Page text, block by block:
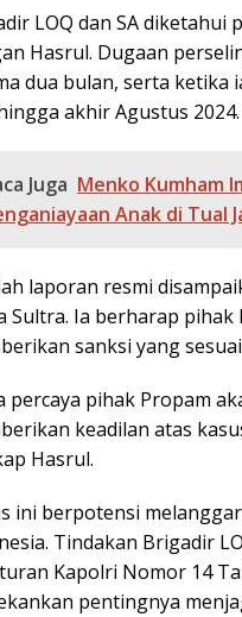
LOQ dan SA diketahui
Hasrul. Dugaan
dua bulan, serta ketika
akhir Agustus 2024.
Juga Menko Kumham
Anak di Tual
laporan resmi
Sultra. Ia berharap
sanksi yang
percaya pihak Propam
keadilan atas
Hasrul.
ini berpotensi
Tindakan Brigadir
Kapolri Nomor 14
pentingnya